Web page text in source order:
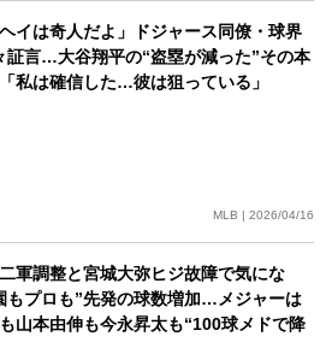
ヘイは奇人だよ」ドジャース同僚・球界
証言…大谷翔平の“盗塁が減った”その本
私は確信した…彼は狙っている」
MLB | 2026/04/16
軍調整と宮城大弥ヒジ故障で気にな
もプロも”先発の球数増加…メジャーは
山本由伸も今永昇太も“100球メドで降